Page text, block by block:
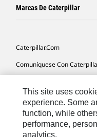
Marcas De Caterpillar
Caterpillar.com
Comuníquese Con
Mapa Del Sitio
Cookie Settings
Avisos Legales
This site uses
experience. Some
function, while
performance,
analytics.